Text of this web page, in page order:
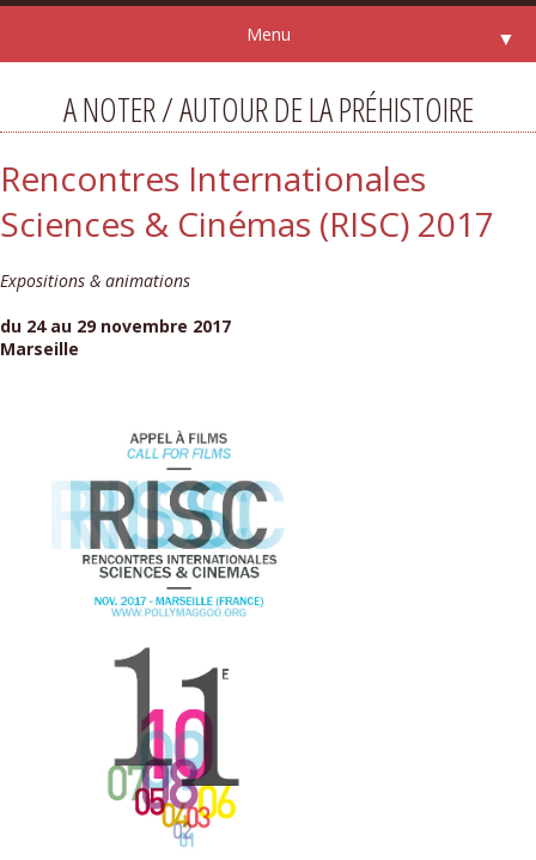
Menu ▼
A NOTER / AUTOUR DE LA PRÉHISTOIRE
Rencontres Internationales
Sciences & Cinémas (RISC) 2017
Expositions & animations
du 24 au 29 novembre 2017
Marseille